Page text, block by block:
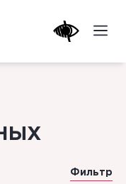
Фильтр